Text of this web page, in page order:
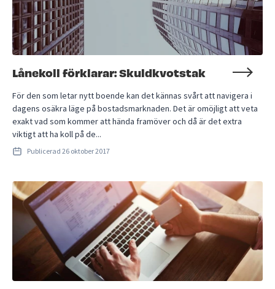
Lånekoll förklarar: Skuldkvotstak
För den som letar nytt boende kan det kännas svårt att navigera i
dagens osäkra läge på bostadsmarknaden. Det är omöjligt att veta
exakt vad som kommer att hända framöver och då är det extra
viktigt att ha koll på de...
Publicerad 26 oktober 2017